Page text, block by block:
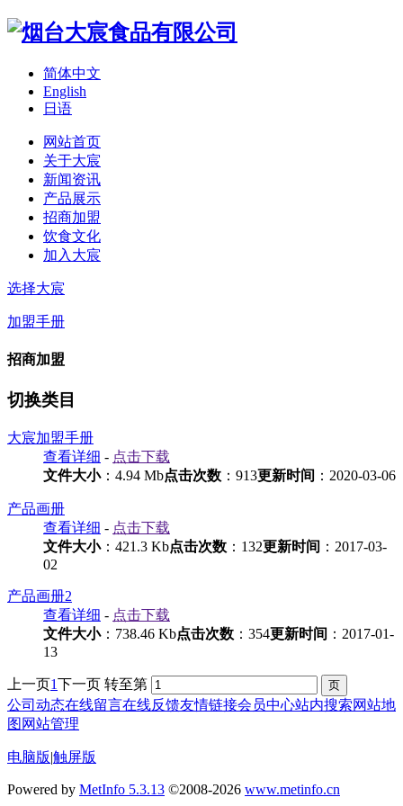
简体中文
English
日语
网站首页
关于大宸
新闻资讯
产品展示
招商加盟
饮食文化
加入大宸
选择大宸
加盟手册
招商加盟
切换类目
大宸加盟手册
查看详细 - 点击下载
文件大小：4.94 Mb点击次数 ：913更新时间 ：2020-03-06
产品画册
查看详细 - 点击下载
文件大小：421.3 Kb点击次数 ：132更新时间 ：2017-03-
02
产品画册2
查看详细 - 点击下载
文件大小：738.46 Kb点击次数 ：354更新时间 ：2017-01-
13
上一页1下一页 转至第
公司动态在线留言在线反馈友情链接会员中心站内搜索网站地
图 网站管理
电脑版|触屏版
Powered by MetInfo 5.3.13 ©2008-2026 www.metinfo.cn